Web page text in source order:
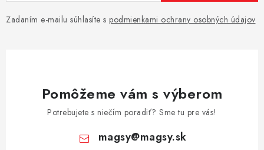
Zadaním e-mailu súhlasíte s podmienkami ochrany osobných údajov
Pomôžeme vám s výberom
Potrebujete s niečím poradiť? Sme tu pre vás!
magsy@magsy.sk